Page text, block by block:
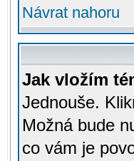
Návrat nahoru
Jak vložím
Jednouše.
Možná bude
co vám je